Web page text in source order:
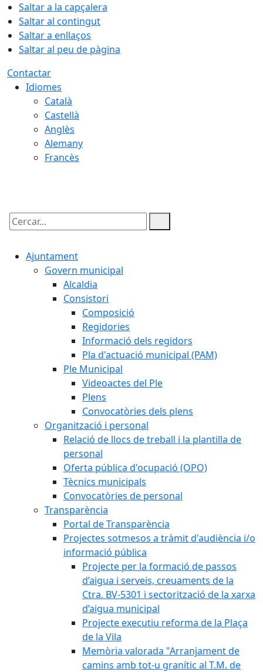
Saltar a la capçalera
Saltar al contingut
Saltar a enllaços
Saltar al peu de pàgina
Contactar
Idiomes
Català
Castellà
Anglès
Alemany
Francès
Cercar:
Ajuntament
Govern municipal
Alcaldia
Consistori
Composició
Regidories
Informació dels regidors
Pla d'actuació municipal (PAM)
Ple Municipal
Videoactes del Ple
Plens
Convocatòries dels plens
Organització i personal
Relació de llocs de treball i la plantilla de
personal
Oferta pública d'ocupació (OPO)
Tècnics municipals
Convocatòries de personal
Transparència
Portal de Transparència
Projectes sotmesos a tràmit d'audiència i/o
informació pública
Projecte per la formació de passos
d’aigua i serveis, creuaments de la
Ctra. BV-5301 i sectorització de la xarxa
d’aigua municipal
Projecte executiu reforma de la Plaça
de la Vila
Memòria valorada "Arranjament de
camins amb tot-u granític al T.M. de